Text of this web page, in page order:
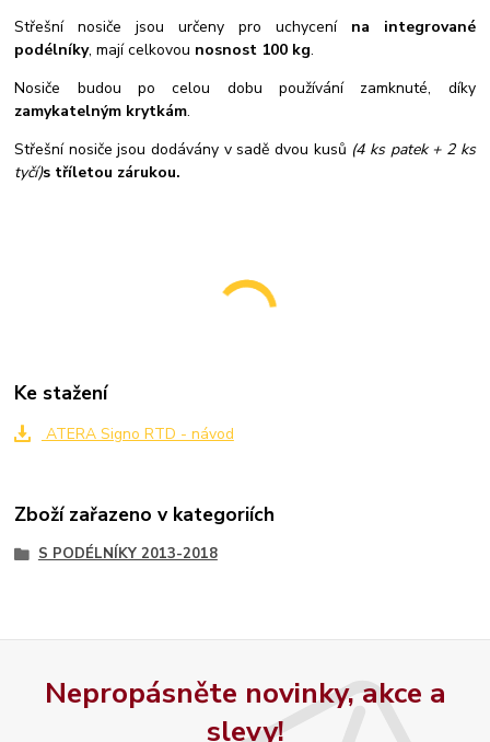
Střešní nosiče jsou určeny pro uchycení na integrované
podélníky, mají celkovou nosnost 100 kg.
Nosiče budou po celou dobu používání zamknuté, díky
zamykatelným krytkám.
Střešní nosiče jsou dodávány v sadě dvou kusů (4 ks patek + 2 ks
tyčí)s tříletou zárukou.
Ke stažení
ATERA Signo RTD - návod
Zboží zařazeno v kategoriích
S PODÉLNÍKY 2013-2018
Nepropásněte novinky, akce a
slevy!